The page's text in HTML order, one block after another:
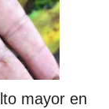
mayor en